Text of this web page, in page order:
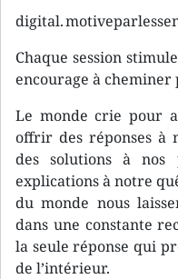
digital.
Chaque session
encourage à cheminer
Le monde crie pour
offrir des réponses à
des solutions à nos
explications à notre
du monde nous
dans une constante
la seule réponse qui
de l’intérieur.